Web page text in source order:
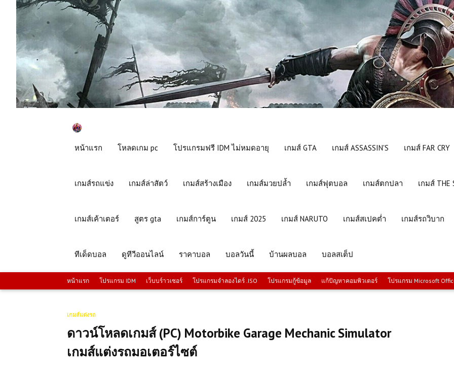
หน้าแรก โหลดเกม pc โปรแกรมฟรี IDM ไม่หมดอายุ เกมส์ GTA เกมส์ ASSASSIN'S เกมส์ FAR CRY
เกมส์รถแข่ง เกมส์ล่าสัตว์ เกมส์สร้างเมือง เกมส์มวยปล้ำ เกมส์ฟุตบอล เกมส์ตกปลา เกมส์ THE
เกมส์เค้าเตอร์ สูตร gta เกมส์การ์ตูน เกมส์ 2025 เกมส์ NARUTO เกมส์สเปคต่ำ เกมส์รถวิบาก
ทีเด็ดบอล ดูทีวีออนไลน์ ราคาบอล บอลวันนี้ บ้านผลบอล บอลสเต็ป
หน้าแรก โปรแกรม IDM เว็บบร์าวเซอร์ โปรแกรมจำลองไดร์ .ISO โปรแกรมกู้ข้อมูล แก้ปัญหาคอมพิวเตอร์ โปรแกรม Microsoft
เกมส์แต่งรถ
ดาวน์โหลดเกมส์ (PC) Motorbike Garage Mechanic Simulator
เกมส์แต่งรถมอเตอร์ไซต์